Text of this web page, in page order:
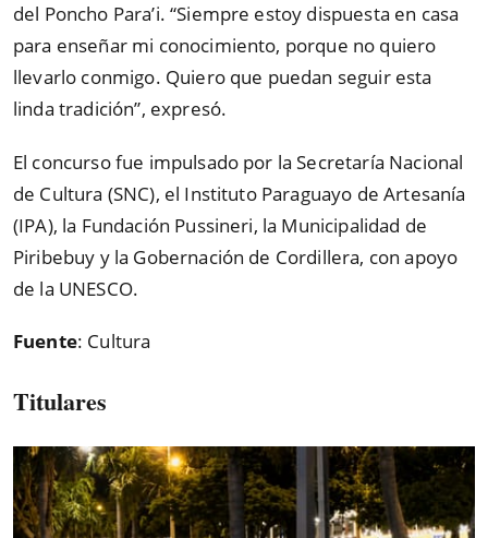
del Poncho Para’i. “Siempre estoy dispuesta en casa
para enseñar mi conocimiento, porque no quiero
llevarlo conmigo. Quiero que puedan seguir esta
linda tradición”, expresó.
El concurso fue impulsado por la Secretaría Nacional
de Cultura (SNC), el Instituto Paraguayo de Artesanía
(IPA), la Fundación Pussineri, la Municipalidad de
Piribebuy y la Gobernación de Cordillera, con apoyo
de la UNESCO.
Fuente: Cultura
Titulares